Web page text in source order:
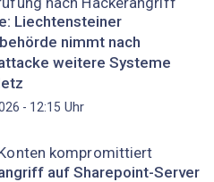
Liechtensteiner
nimmt nach
weitere Systeme
- 12:15 Uhr
kompromittiert
auf Sharepoint-Server